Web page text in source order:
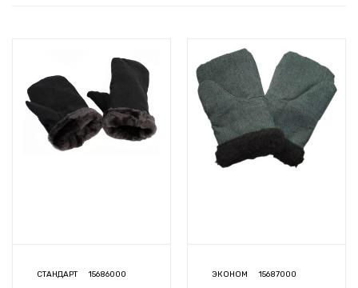
СТАНДАРТ 15686000 ЭКОНОМ 15687000